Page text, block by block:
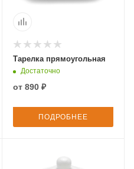
Тарелка прямоугольная
Достаточно
от 890 ₽
ПОДРОБНЕЕ